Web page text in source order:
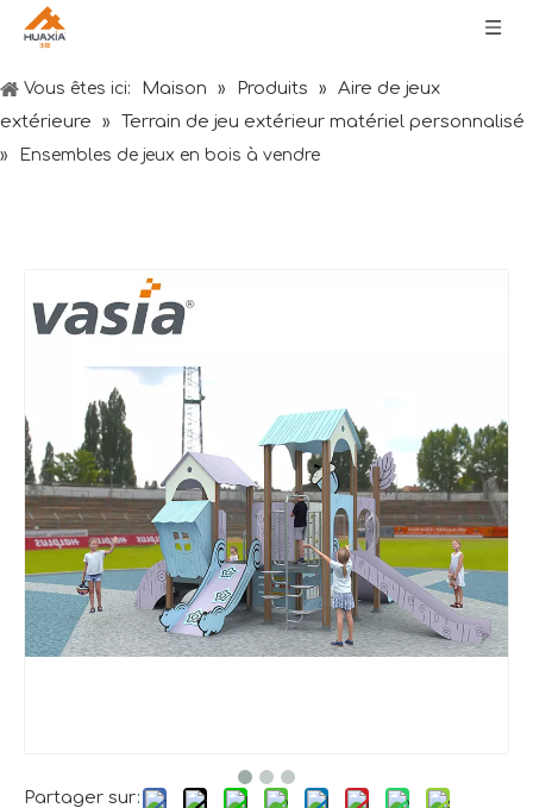
Vous êtes ici: Maison » Produits »
Aire de jeux
extérieure
» Terrain de jeu extérieur matériel personnalisé
» Ensembles de jeux en bois à vendre
Partager sur: